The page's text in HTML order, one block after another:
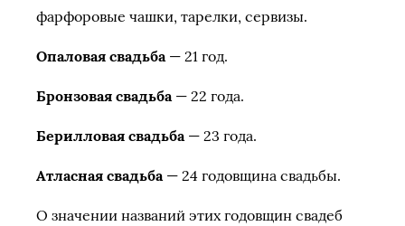
фарфоровые чашки, тарелки, сервизы.
Опаловая свадьба— 21 год.
Бронзовая свадьба— 22 года.
Берилловая свадьба— 23 года.
Атласная свадьба— 24 годовщина свадьбы.
О значении названий этих годовщин свадеб